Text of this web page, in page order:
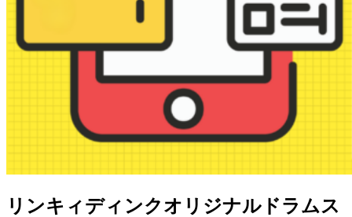
リンキィディンクオリジナルドラムス